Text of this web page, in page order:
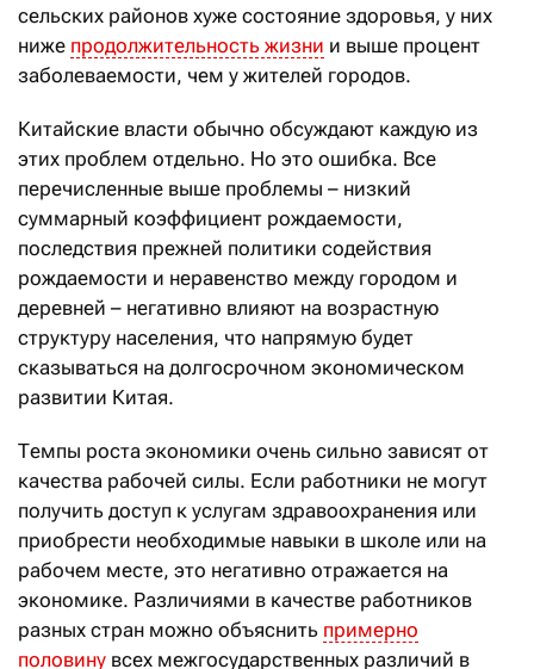
сельских районов хуже состояние здоровья, у них
ниже продолжительность жизни и выше процент
заболеваемости, чем у жителей городов.
Китайские власти обычно обсуждают каждую из
этих проблем отдельно. Но это ошибка. Все
перечисленные выше проблемы – низкий
суммарный коэффициент рождаемости,
последствия прежней политики содействия
рождаемости и неравенство между городом и
деревней – негативно влияют на возрастную
структуру населения, что напрямую будет
сказываться на долгосрочном экономическом
развитии Китая.
Темпы роста экономики очень сильно зависят от
качества рабочей силы. Если работники не могут
получить доступ к услугам здравоохранения или
приобрести необходимые навыки в школе или на
рабочем месте, это негативно отражается на
экономике. Различиями в качестве работников
разных стран можно объяснить примерно
половину всех межгосударственных различий в